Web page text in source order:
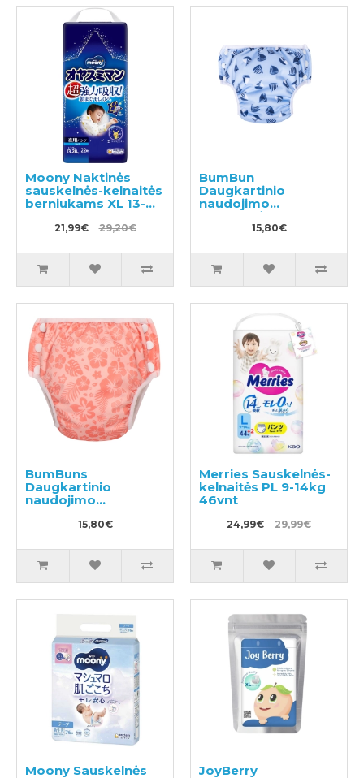
Moony Naktinės
sauskelnės-kelnaitės
berniukams XL 13-
21,99€ 29,20€
BumBun
Daugkartinio
naudojimo
sauskelnės
plaukimui ir tualeto
15,80€
BumBuns
Daugkartinio
naudojimo
sauskelnės
plaukimui ir tualeto
15,80€
Merries Sauskelnės-
kelnaitės PL 9-14kg
46vnt
24,99€ 29,99€
Moony Sauskelnės
JoyBerry